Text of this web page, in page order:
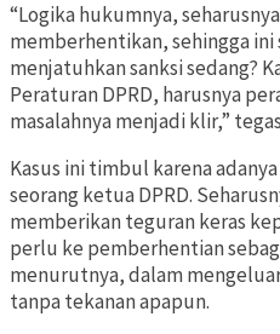
“Logika hukumnya,
memberhentikan, sehingga ini
menjatuhkan sanksi sedang?
Peraturan DPRD, harusnya
masalahnya menjadi klir,”
Kasus ini timbul karena
seorang ketua DPRD.
memberikan teguran keras
perlu ke pemberhentian
menurutnya, dalam
tanpa tekanan apapun.